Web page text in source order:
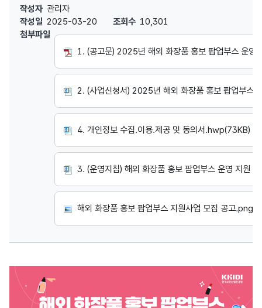
중소 화장품 해외진출 지원사업(홍보 팝업부스) 운영기업 모집 공고
작성자 관리자
작성일 2025-03-20 조회수 10,301
첨부파일
1. (공고문) 2025년 해외 화장품 홍보 팝업부스 운
2. (사업신청서) 2025년 해외 화장품 홍보 팝업부스
4. 개인정보 수집.이용.제공 및 동의서.hwp(73KB)
3. (운영지침) 해외 화장품 홍보 팝업부스 운영 지원
해외 화장품 홍보 팝업부스 지원사업 모집 공고